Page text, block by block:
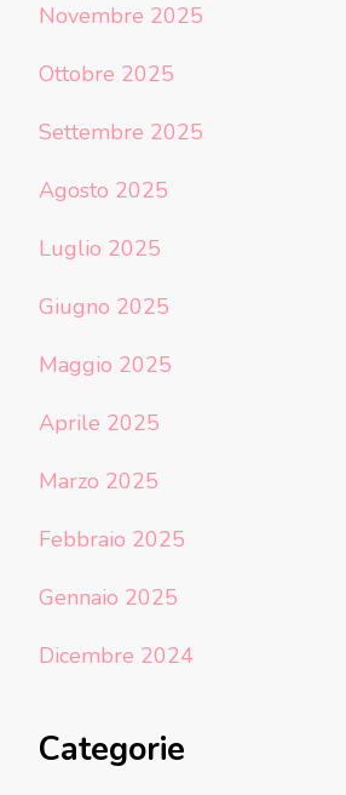
Novembre 2025
Ottobre 2025
Settembre 2025
Agosto 2025
Luglio 2025
Giugno 2025
Maggio 2025
Aprile 2025
Marzo 2025
Febbraio 2025
Gennaio 2025
Dicembre 2024
Categorie